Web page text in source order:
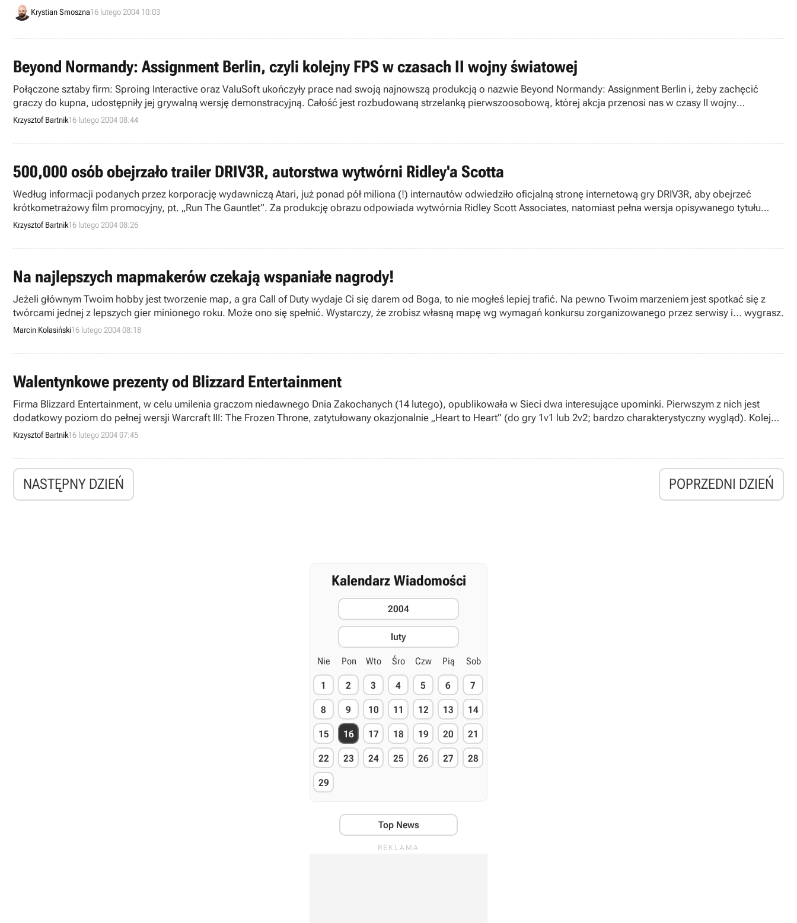
Krystian Smoszna16 lutego 2004 10:03
Beyond Normandy: Assignment Berlin, czyli kolejny FPS w czasach II wojny światowej
Połączone sztaby firm: Sproing Interactive oraz ValuSoft ukończyły prace nad swoją najnowszą produkcją o nazwie Beyond Normandy: Assignment Berlin i, żeby zachęcić
graczy do kupna, udostępniły jej grywalną wersję demonstracyjną. Całość jest rozbudowaną strzelanką pierwszoosobową, której akcja przenosi nas w czasy II wojny
światowej.
Krzysztof Bartnik16 lutego 2004 08:44
500,000 osób obejrzało trailer DRIV3R, autorstwa wytwórni Ridley'a Scotta
Według informacji podanych przez korporację wydawniczą Atari, już ponad pół miliona (!) internautów odwiedziło oficjalną stronę internetową gry DRIV3R, aby obejrzeć
krótkometrażowy film promocyjny, pt. „Run The Gauntlet”. Za produkcję obrazu odpowiada wytwórnia Ridley Scott Associates, natomiast pełna wersja opisywanego tytułu
powinna trafić do sklepów pierwszego dnia czerwca bieżącego roku.
Krzysztof Bartnik16 lutego 2004 08:26
Na najlepszych mapmakerów czekają wspaniałe nagrody!
Jeżeli głównym Twoim hobby jest tworzenie map, a gra Call of Duty wydaje Ci się darem od Boga, to nie mogłeś lepiej trafić. Na pewno Twoim marzeniem jest spotkać się z
twórcami jednej z lepszych gier minionego roku. Może ono się spełnić. Wystarczy, że zrobisz własną mapę wg wymagań konkursu zorganizowanego przez serwisy i... wygrasz.
Marcin Kolasiński16 lutego 2004 08:18
Walentynkowe prezenty od Blizzard Entertainment
Firma Blizzard Entertainment, w celu umilenia graczom niedawnego Dnia Zakochanych (14 lutego), opublikowała w Sieci dwa interesujące upominki. Pierwszym z nich jest
dodatkowy poziom do pełnej wersji Warcraft III: The Frozen Throne, zatytułowany okazjonalnie „Heart to Heart” (do gry 1v1 lub 2v2; bardzo charakterystyczny wygląd). Kolejny
prezent stanowi całkiem obszerna galeria screenów z nadchodzącej produkcji MMOcRPG, tj. World of WarCraft (przedstawione scenki zostały ułożone specjalnie z okazji
Krzysztof Bartnik16 lutego 2004 07:45
NASTĘPNY DZIEŃ POPRZEDNI DZIEŃ
Kalendarz Wiadomości
2004
luty
Nie Pon Wto Śro Czw Pią Sob
1 2 3 4 5 6 7
8 9 10 11 12 13 14
15 16 17 18 19 20 21
22 23 24 25 26 27 28
29
Top News